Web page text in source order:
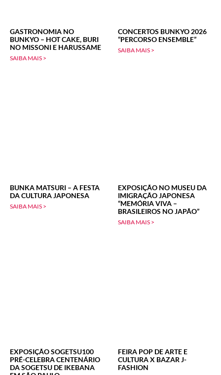
GASTRONOMIA NO
BUNKYO – HOT CAKE, BURI
NO MISSONI E HARUSSAME
SAIBA MAIS >
CONCERTOS BUNKYO 2026
“PERCORSO ENSEMBLE”
SAIBA MAIS >
BUNKA MATSURI – A FESTA
DA CULTURA JAPONESA
SAIBA MAIS >
EXPOSIÇÃO NO MUSEU DA
IMIGRAÇÃO JAPONESA
“MEMÓRIA VIVA –
BRASILEIROS NO JAPÃO”
SAIBA MAIS >
EXPOSIÇÃO SOGETSU100
PRÉ-CELEBRA CENTENÁRIO
DA SOGETSU DE IKEBANA
FEIRA POP DE ARTE E
CULTURA X BAZAR J-
FASHION